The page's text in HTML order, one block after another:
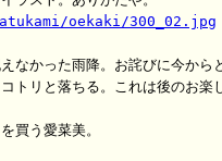
oekaki/300_02.jpg
なかった雨降。お詫びに今から
トリと落ちる。これは後のお楽
買う愛菜美。